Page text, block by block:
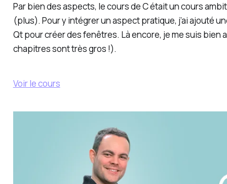
Par bien des aspects, le cours de C était un cours
(plus). Pour y intégrer un aspect pratique, j’ai ajouté
Qt pour créer des fenêtres. Là encore, je me suis
chapitres sont très gros !).
Voir le cours